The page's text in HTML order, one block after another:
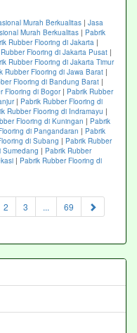
Murah Berkualitas | Jasa
Murah Berkualitas | Pabrik
Rubber Flooring di Jakarta |
Flooring di Jakarta Pusat |
Rubber Flooring di Jakarta Timur
Rubber Flooring di Jawa Barat |
Flooring di Bandung Barat |
Flooring di Bogor| Pabrik Rubber
| Pabrik Rubber Flooring di
Rubber Flooring di Indramayu |
Flooring di Kuningan | Pabrik
di Pangandaran | Pabrik
di Subang | Pabrik Rubber
Sumedang | Pabrik Rubber
| Pabrik Rubber Flooring di
2 3 ... 69